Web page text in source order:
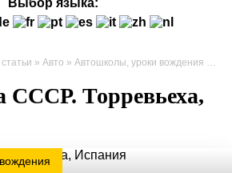
Выбор языка:
» Авто » Автошколы, уроки вождения
СССР. Торревьеха,